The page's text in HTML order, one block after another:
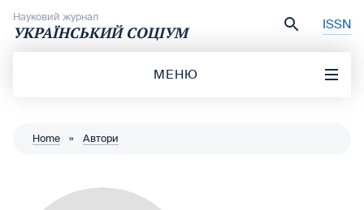
Науковий журнал
УКРАЇНСЬКИЙ СОЦІУМ ISSN
МЕНЮ
Home » Автори